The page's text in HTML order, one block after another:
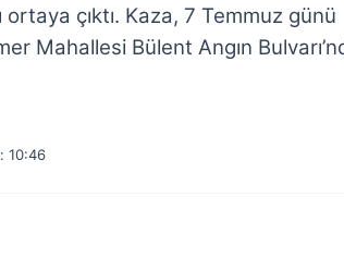
çıktı. Kaza, 7 Temmuz günü
Mahallesi Bülent Angın
10:46